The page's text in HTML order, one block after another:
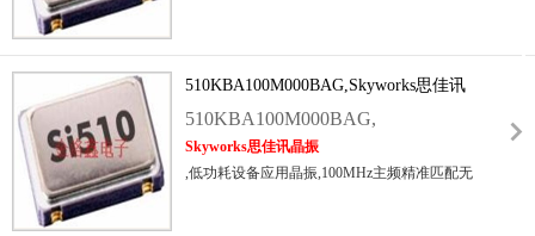
与精密封装工艺,具备极低的相位抖动和频率漂
移,能有效提升网络数据传输的同步精度,降低
误码率.差分输出接口兼容主流的千兆以太网芯
片组,安装便捷且兼容性强,同时支持无铅环保
510KBA100M000BAG,Skyworks思佳讯
晶振,低功耗设备应用晶振
510KBA100M000BAG,
Skyworks思佳讯晶振
,低功耗设备应用晶振,100MHz主频精准匹配无